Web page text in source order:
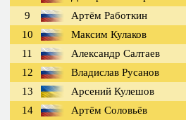
9
Артём Работкин
10
Максим Кулаков
11
Александр Салтаев
12
Владислав Русанов
13
Арсений Кулешов
14
Артём Соловьёв